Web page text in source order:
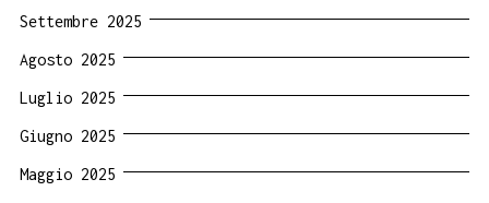
Settembre 2025
Agosto 2025
Luglio 2025
Giugno 2025
Maggio 2025